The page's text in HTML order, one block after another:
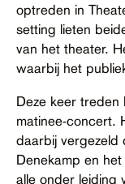
optreden in
setting lieten
van het theater.
waarbij het
Deze keer treden
matinee-concert.
daarbij vergezeld
Denekamp en
alle onder leiding